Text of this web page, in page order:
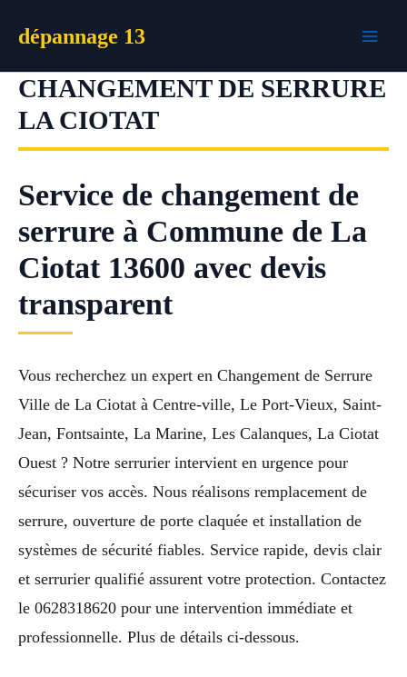
dépannage 13
CHANGEMENT DE SERRURE
LA CIOTAT
Service de changement de
serrure à Commune de La
Ciotat 13600 avec devis
transparent
Vous recherchez un expert en Changement de Serrure
Ville de La Ciotat à Centre-ville, Le Port-Vieux, Saint-
Jean, Fontsainte, La Marine, Les Calanques, La Ciotat
Ouest ? Notre serrurier intervient en urgence pour
sécuriser vos accès. Nous réalisons remplacement de
serrure, ouverture de porte claquée et installation de
systèmes de sécurité fiables. Service rapide, devis clair
et serrurier qualifié assurent votre protection. Contactez
le 0628318620 pour une intervention immédiate et
professionnelle. Plus de détails ci-dessous.